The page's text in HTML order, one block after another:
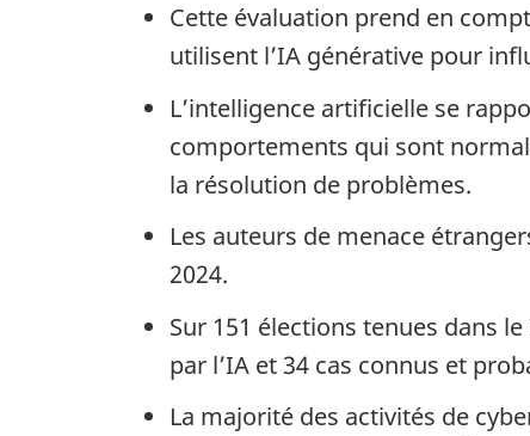
Cette évaluation prend en
utilisent l’IA générative pour
L’intelligence artificielle se
comportements qui sont
la résolution de problèmes.
Les auteurs de menace
2024.
Sur 151 élections tenues dans
par l’IA et 34 cas connus et
La majorité des activités de